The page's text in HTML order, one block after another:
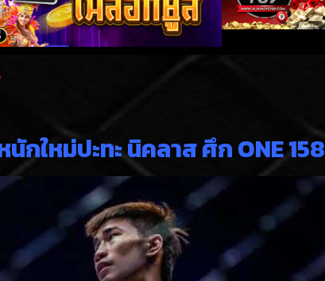
กใหม่ปะทะ นิคลาส ศึก ONE 158